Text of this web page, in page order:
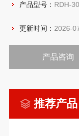
产品型号： RDH-
更新时间： 2026-
产品咨询
推荐产品